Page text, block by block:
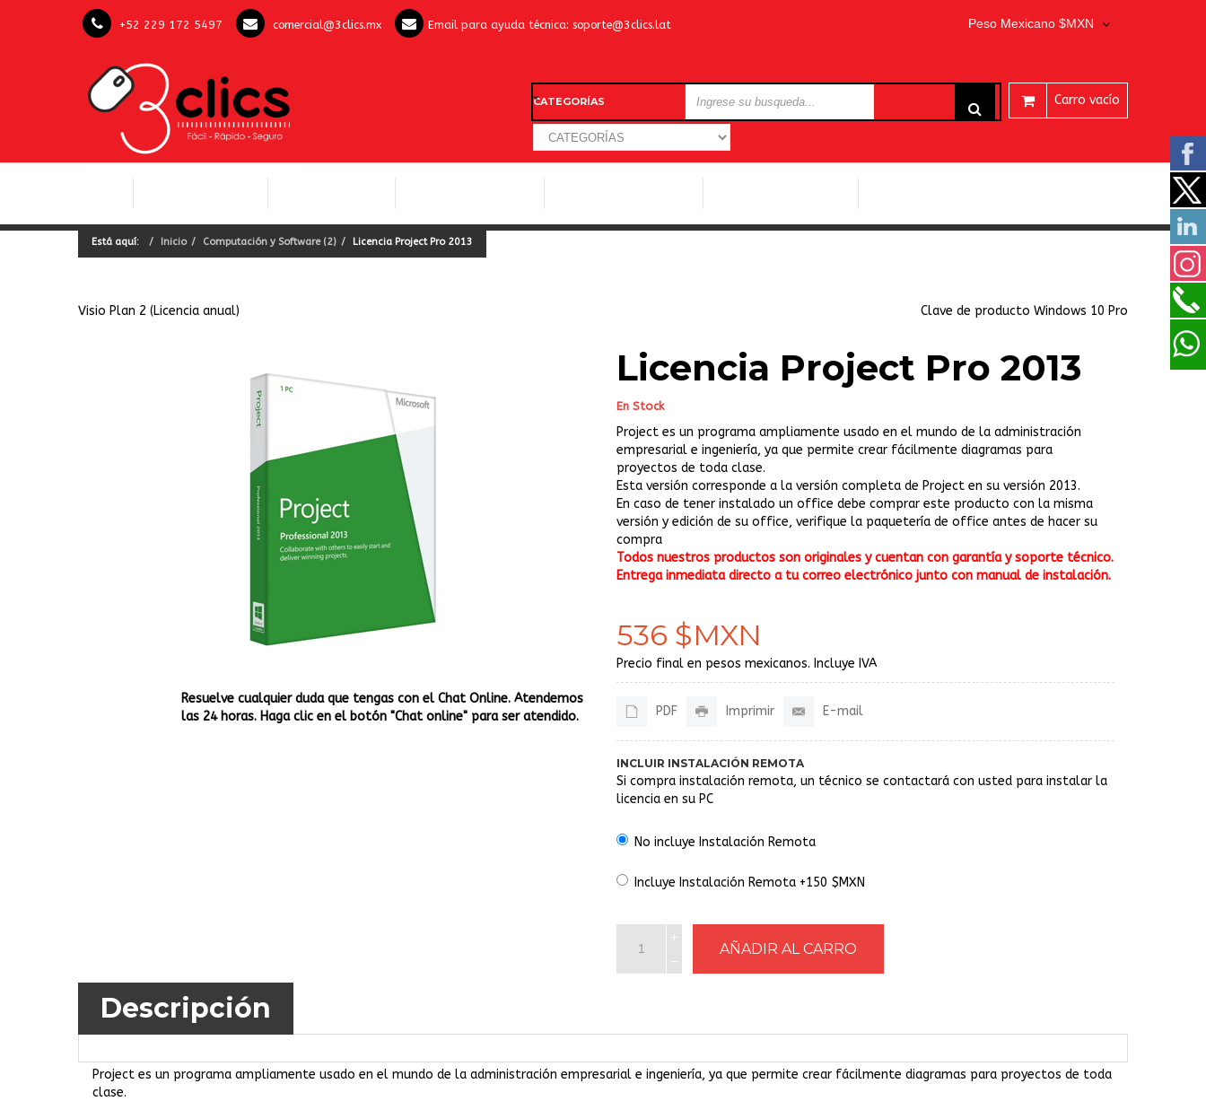
+52 229 172 5497 comercial@3clics.mx Email para ayuda técnica: soporte@3clics.lat Peso Mexicano $MXN
Carro vacío
CATEGORÍAS
Está aquí: Inicio Computación y Software (2) Licencia Project Pro 2013
Visio Plan 2 (Licencia anual) Clave de producto Windows 10 Pro
Resuelve cualquier duda que tengas con el Chat Online. Atendemos
las 24 horas. Haga clic en el botón "Chat online" para ser atendido.
Licencia Project Pro 2013
En Stock
Project es un programa ampliamente usado en el mundo de la administración
empresarial e ingeniería, ya que permite crear fácilmente diagramas para
proyectos de toda clase.
Esta versión corresponde a la versión completa de Project en su versión 2013.
En caso de tener instalado un office debe comprar este producto con la misma
versión y edición de su office, verifique la paquetería de office antes de hacer su
compra
Todos nuestros productos son originales y cuentan con garantía y soporte técnico.
Entrega inmediata directo a tu correo electrónico junto con manual de instalación.
536 $MXN
Precio final en pesos mexicanos. Incluye IVA
PDF Imprimir E-mail
INCLUIR INSTALACIÓN REMOTA
Si compra instalación remota, un técnico se contactará con usted para instalar la
licencia en su PC
No incluye Instalación Remota
Incluye Instalación Remota +150 $MXN
Descripción
Project es un programa ampliamente usado en el mundo de la administración empresarial e ingeniería, ya que permite crear fácilmente diagramas para proyectos de toda
clase.